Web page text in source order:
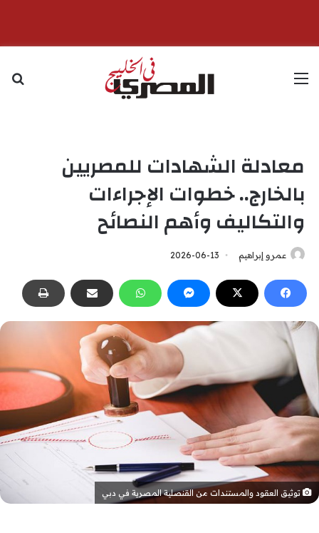
القائمة
معادلة الشهادات للمصريين
بالخارج.. خطوات الإجراءات
والتكاليف وأهم النصائح
عمرو إبراهيم 2026-06-13
توثيق العقود والمستندات من القنصلية المصرية في دبي